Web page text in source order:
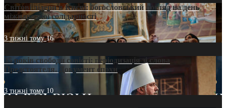
Світові лідери в Києві: богословський погляд на день
міжнародної солідарності
3 тижні тому16
35 років свободи совісті: періодизація зі слова
Предстоятеля. Документ епохи
3 тижні тому 10